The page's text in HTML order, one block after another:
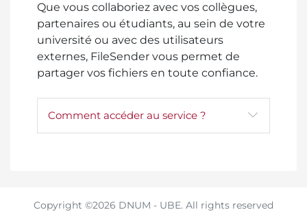
Que vous collaboriez avec vos collègues,
partenaires ou étudiants, au sein de votre
université ou avec des utilisateurs
externes, FileSender vous permet de
partager vos fichiers en toute confiance.
Comment accéder au service ?
Copyright ©2026 DNUM - UBE. All rights reserved